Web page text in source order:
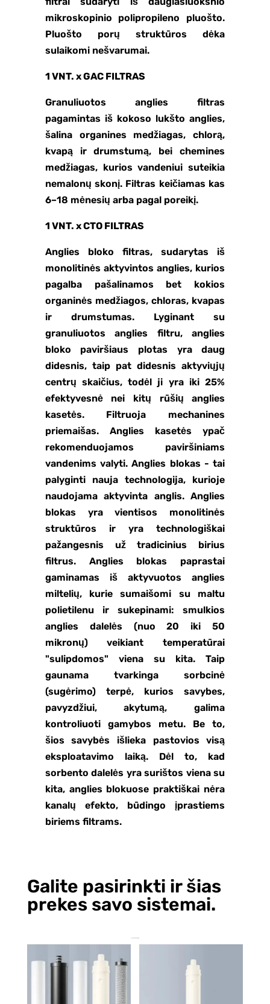
mikroskopinio polipropileno pluošto.
Pluošto porų struktūros dėka
sulaikomi nešvarumai.
1 VNT. x GAC FILTRAS
Granuliuotos anglies filtras
pagamintas iš kokoso lukšto anglies,
šalina organines medžiagas, chlorą,
kvapą ir drumstumą, bei chemines
medžiagas, kurios vandeniui suteikia
nemalonų skonį. Filtras keičiamas kas
6–18 mėnesių arba pagal poreikį.
1 VNT. x CTO FILTRAS
Anglies bloko filtras, sudarytas iš
monolitinės aktyvintos anglies, kurios
pagalba pašalinamos bet kokios
organinės medžiagos, chloras, kvapas
ir drumstumas. Lyginant su
granuliuotos anglies filtru, anglies
bloko paviršiaus plotas yra daug
didesnis, taip pat didesnis aktyviųjų
centrų skaičius, todėl ji yra iki 25%
efektyvesnė nei kitų rūšių anglies
kasetės. Filtruoja mechanines
priemaišas. Anglies kasetės ypač
rekomenduojamos paviršiniams
vandenims valyti. Anglies blokas - tai
palyginti nauja technologija, kurioje
naudojama aktyvinta anglis. Anglies
blokas yra vientisos monolitinės
struktūros ir yra technologiškai
pažangesnis už tradicinius birius
filtrus. Anglies blokas paprastai
gaminamas iš aktyvuotos anglies
miltelių, kurie sumaišomi su maltu
polietilenu ir sukepinami: smulkios
anglies dalelės (nuo 20 iki 50
mikronų) veikiant temperatūrai
"sulipdomos" viena su kita. Taip
gaunama tvarkinga sorbcinė
(sugėrimo) terpė, kurios savybes,
pavyzdžiui, akytumą, galima
kontroliuoti gamybos metu. Be to,
šios savybės išlieka pastovios visą
eksploatavimo laiką. Dėl to, kad
sorbento dalelės yra surištos viena su
kita, anglies blokuose praktiškai nėra
kanalų efekto, būdingo įprastiems
biriems filtrams.
Galite pasirinkti ir šias
prekes savo sistemai.